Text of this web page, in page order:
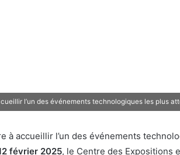
l’un des événements technologiques les plus
à accueillir l’un des événements
février 2025, le Centre des Expositions